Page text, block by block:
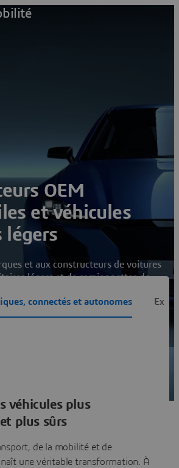
OEM
et véhicules
et aux constructeurs de voitures
légers et de camionnettes de
sur le marché et de satisfaire
connectés et autonomes
véhicules plus
plus sûrs
de la mobilité et de
une véritable transformation. À